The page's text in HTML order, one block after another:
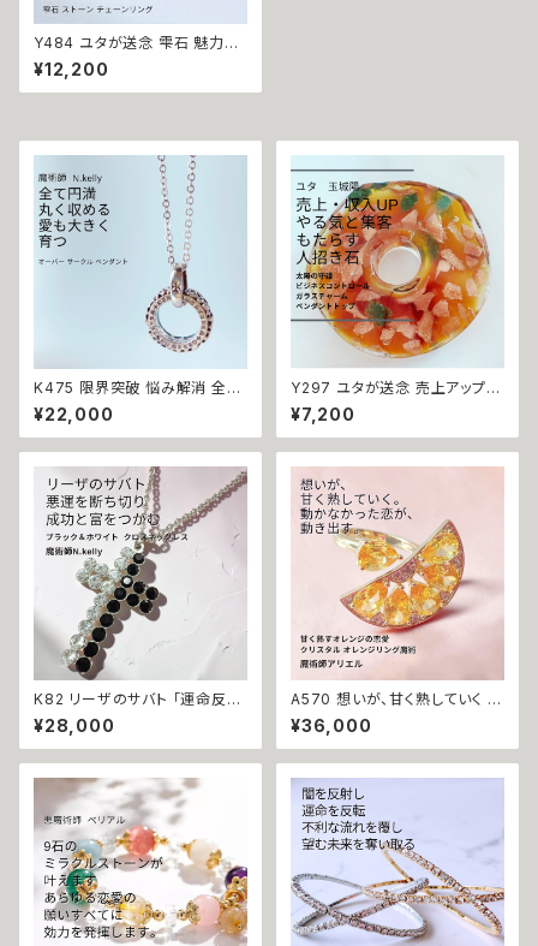
Y484 ユタが送念 雫石 魅力的
に変身 凛とした所作を手に入れ
る モテ運向上 雫 ストーン チェ
ーンリング スワロフスキー クリ
沖縄 強さ ネイチャーパワー
¥12,200
K475 限界突破 悩み解消 全て
を丸く収める 愛を育む オーバー
サークル ペンダント N.kelly製
作 開運 白魔術 人間関係 仲直
除けお守り メンズ 男女兼用 ユ
ニセックス 魔術アイテム 指輪
¥22,000
Y297 ユタが送念 売上アップ
やる気をもたらす ビジネスコン
トロール ガラスチャーム ペンダ
ントトップ 仕事運 商売運 就活
ジネス運 チャンス 成功 沖縄 魅
力 ネイチャーパワー お守り 御
守り 祈祷師 最強 強力 パワース
トーン
¥7,200
K82 リーザのサバト 「運命反転
のクロス」悪運を断ち切り成功
と富をつかむ 金運上昇 キャリア
アップ マチュラダイヤモンド ク
十字架 魔術 白魔術 運気アップ
おまもり おまじない 魔術 本物
強力 白魔術 占い 願いが叶う
¥28,000
A570 想いが、甘く熟していく オ
レンジの恋愛魔術で恋愛成就
スワロフスキークリスタル オレ
ンジリング 指輪 魔術師 アリエ
運 願いが叶う 片想い 愛され 溺
愛 魅力 モテ 恋愛成就 魔術 お
まじない 白魔術
¥36,000